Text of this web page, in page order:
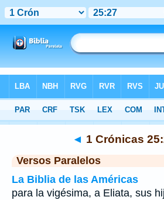
>1 Crónicas Capítulo 25 > Verso 27
◄ 1 Crónicas
Versos Paralelos
La Biblia de las Américas
para la vigésima, a Eliata, sus